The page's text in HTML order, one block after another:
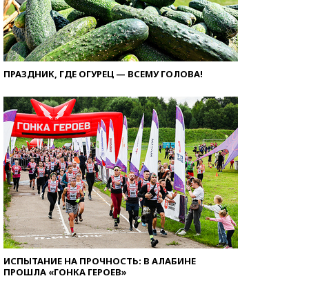
ПРАЗДНИК, ГДЕ ОГУРЕЦ — ВСЕМУ ГОЛОВА!
ИСПЫТАНИЕ НА ПРОЧНОСТЬ: В АЛАБИНЕ
ПРОШЛА «ГОНКА ГЕРОЕВ»